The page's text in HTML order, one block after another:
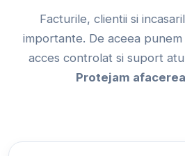
Facturile, clientii si
importante. De aceea
acces controlat si suport
Protejam